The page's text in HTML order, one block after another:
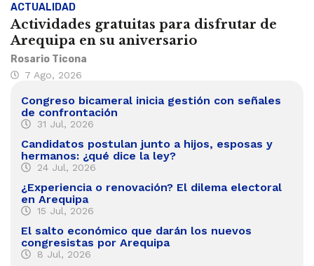
ACTUALIDAD
Actividades gratuitas para disfrutar de
Arequipa en su aniversario
Rosario Ticona
7 Ago, 2026
Congreso bicameral inicia gestión con señales
de confrontación
31 Jul, 2026
Candidatos postulan junto a hijos, esposas y
hermanos: ¿qué dice la ley?
24 Jul, 2026
¿Experiencia o renovación? El dilema electoral
en Arequipa
15 Jul, 2026
El salto económico que darán los nuevos
congresistas por Arequipa
8 Jul, 2026